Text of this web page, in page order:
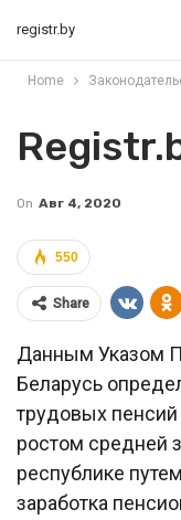
registr.by
Home
On Авг 4, 2020
550
Share
Данным Указом
Беларусь
трудовых пенсий
ростом средней
республике
заработка